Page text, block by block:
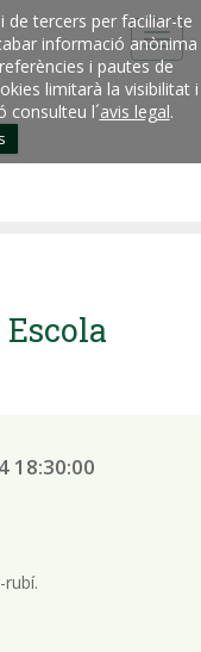
de tercers per faciliar-te
informació anònima
i pautes de
limitarà la visibilitat i
consulteu l´avis legal.
18:30:00